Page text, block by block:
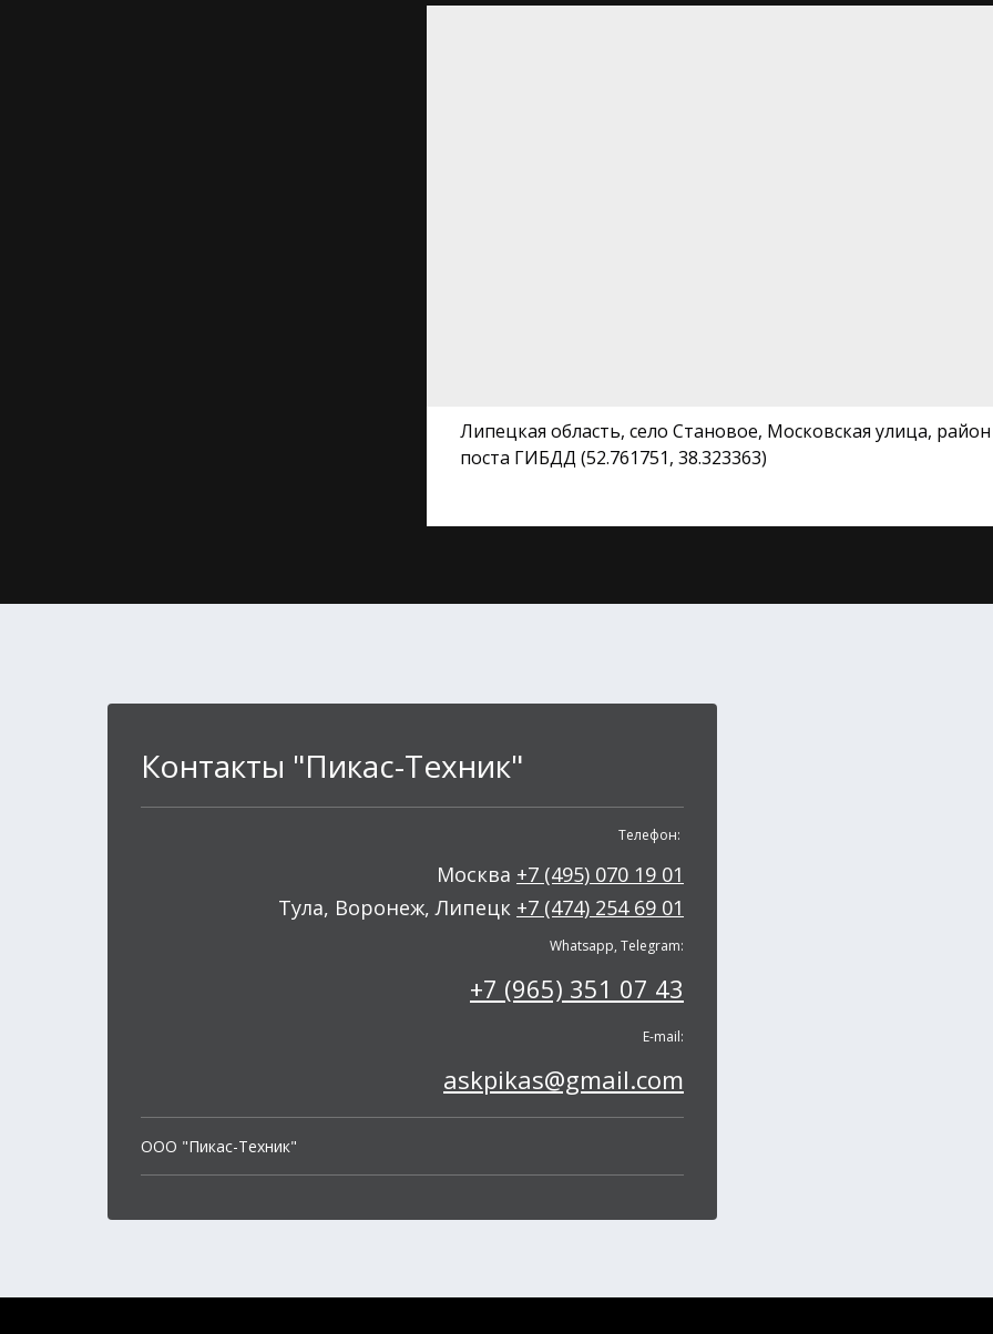
Липецкая область, село Становое, Московская улица, район
поста ГИБДД (52.761751, 38.323363)
Контакты "Пикас-Техник"
Телефон:
Москва +7 (495) 070 19 01
Тула, Воронеж, Липецк +7 (474) 254 69 01
Whatsapp, Telegram:
+7 (965) 351 07 43
E-mail:
askpikas@gmail.com
OOO "Пикас-Техник"